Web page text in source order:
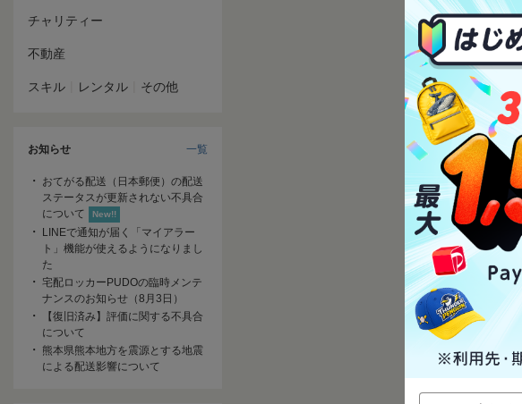
チャリティー
不動産
スキル レンタル その他
お知らせ 一覧
おてがる配送（日本郵便）の配送
ステータスが更新されない不具合
について
New!!
LINEで通知が届く「マイアラー
ト」機能が使えるようになりまし
た
宅配ロッカーPUDOの臨時メンテ
ナンスのお知らせ（8月3日）
【復旧済み】評価に関する不具合
について
熊本県熊本地方を震源とする地震
による配送影響について